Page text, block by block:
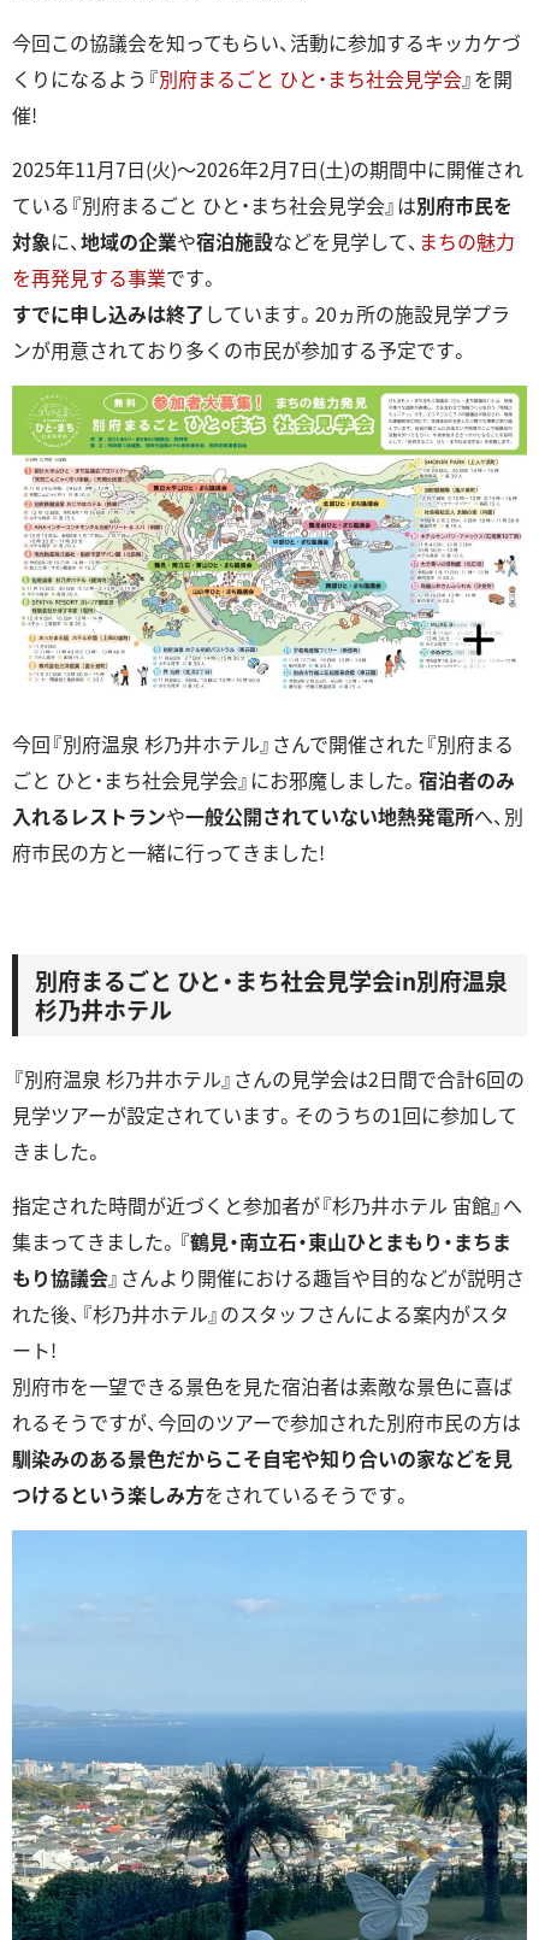
今回この協議会を知ってもらい、活動に参加するキッカケづ
くりになるよう『別府まるごと ひと・まち社会見学会』を開
催!
2025年11月7日(火)～2026年2月7日(土)の期間中に開催され
ている『別府まるごと ひと・まち社会見学会』は別府市民を
対象に、 地域の企業や宿泊施設などを見学して、 まちの魅力
を再発見する事業です。
すでに申し込みは終了しています。20ヵ所の施設見学プラ
ンが用意されており多くの市民が参加する予定です。
今回『別府温泉 杉乃井ホテル』さんで開催された『別府まる
ごと ひと・まち社会見学会』にお邪魔しました。 宿泊者のみ
入れるレストランや一般公開されていない地熱発電所へ、別
府市民の方と一緒に行ってきました!
別府まるごと ひと・まち社会見学会in別府温泉
杉乃井ホテル
『別府温泉 杉乃井ホテル』さんの見学会は2日間で合計6回の
見学ツアーが設定されています。そのうちの1回に参加して
きました。
指定された時間が近づくと参加者が『杉乃井ホテル 宙館』へ
集まってきました。『鶴見・南立石・東山ひとまもり・まちま
もり協議会』さんより開催における趣旨や目的などが説明さ
れた後、『杉乃井ホテル』のスタッフさんによる案内がスタ
ート!
別府市を一望できる景色を見た宿泊者は素敵な景色に喜ば
れるそうですが、今回のツアーで参加された別府市民の方は
馴染みのある景色だからこそ自宅や知り合いの家などを見
つけるという楽しみ方をされているそうです。